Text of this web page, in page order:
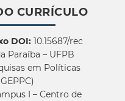
CURRÍCULO
DOI:10.15687/rec
Paraíba – UFPB
em Políticas
I – Centro de